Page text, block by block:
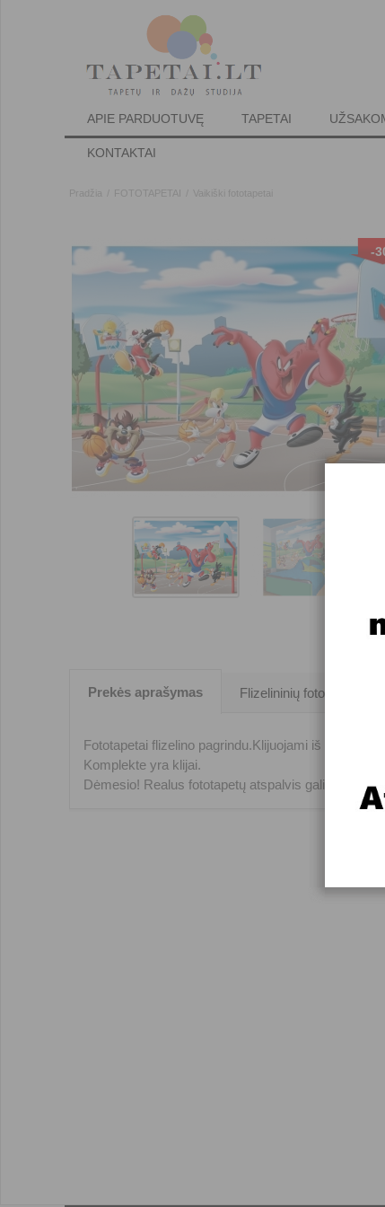
APIE PARDUOTUVĘ TAPETAI
KONTAKTAI
Pradžia FOTOTAPETAI Vaikiški fototapetai
-
Prekės aprašymas Flizelininių fototapetų
Fototapetai flizelino pagrindu.Klijuojami iš trijų
Komplekte yra klijai.
Dėmesio! Realus fototapetų atspalvis gali nežymiai